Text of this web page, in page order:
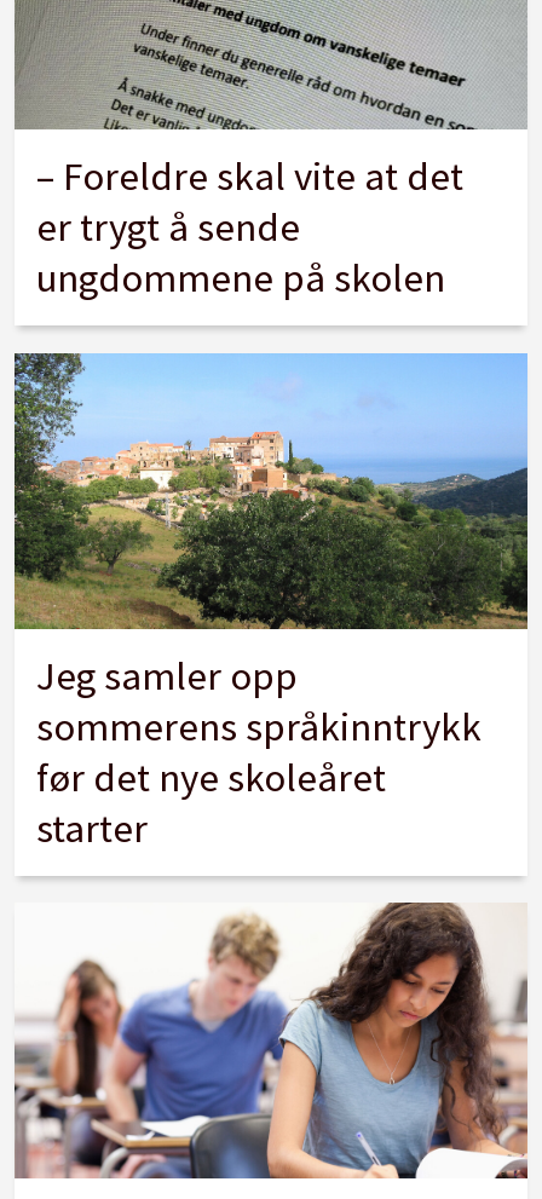
– Foreldre skal vite at det
er trygt å sende
ungdommene på skolen
Jeg samler opp
sommerens språkinntrykk
før det nye skoleåret
starter